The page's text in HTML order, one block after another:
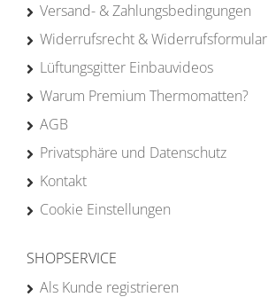
Versand- & Zahlungsbedingungen
Widerrufsrecht & Widerrufsformular
Lüftungsgitter Einbauvideos
Warum Premium Thermomatten?
AGB
Privatsphäre und Datenschutz
Kontakt
Cookie Einstellungen
SHOPSERVICE
Als Kunde registrieren